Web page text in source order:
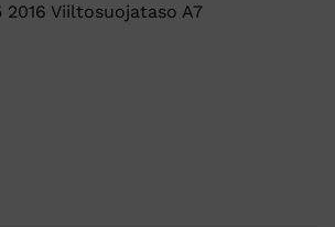
2016 Viiltosuojataso A7